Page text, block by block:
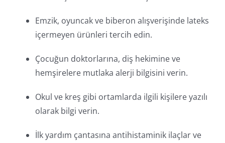
Emzik, oyuncak ve biberon alışverişinde lateks
içermeyen ürünleri tercih edin.
Çocuğun doktorlarına, diş hekimine ve
hemşirelere mutlaka alerji bilgisini verin.
Okul ve kreş gibi ortamlarda ilgili kişilere yazılı
olarak bilgi verin.
İlk yardım çantasına antihistaminik ilaçlar ve